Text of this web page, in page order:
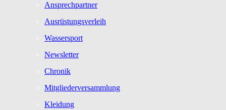
Ansprechpartner
Ausrüstungsverleih
Wassersport
Newsletter
Chronik
Mitgliederversammlung
Kleidung